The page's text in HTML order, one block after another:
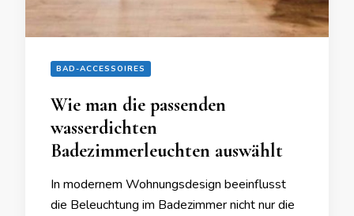
BAD-ACCESSOIRES
Wie man die passenden
wasserdichten
Badezimmerleuchten auswählt
In modernem Wohnungsdesign beeinflusst
die Beleuchtung im Badezimmer nicht nur die